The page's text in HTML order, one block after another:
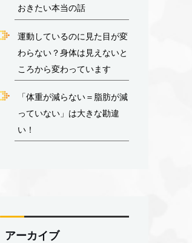
おきたい本当の話
運動しているのに見た目が変
わらない？身体は見えないと
ころから変わっています
「体重が減らない＝脂肪が減
っていない」は大きな勘違
い！
アーカイブ